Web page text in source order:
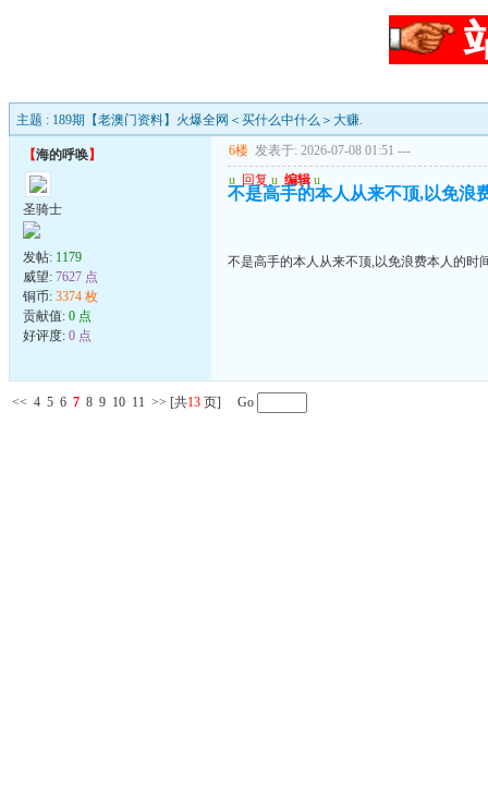
主题 : 189期【老澳门资料】火爆全网＜买什么中什么＞大赚.
【海的呼唤】
圣骑士
发帖: 1179
威望: 7627 点
铜币: 3374 枚
贡献值: 0 点
好评度: 0 点
6楼 发表于: 2026-07-08 01:51 ---
u 回复 u 编辑 u
不是高手的本人从来不顶,以免浪
不是高手的本人从来不顶,以免浪费本人的时
<< 4 5 6 7 8 9 10 11 >> [共13 页] Go